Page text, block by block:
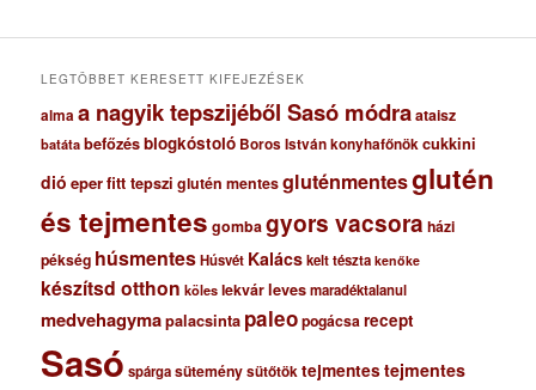
u
LEGTÖBBET KERESETT KIFEJEZÉSEK
almaa nagyik tepszijéből Sasó módraataisz
batáta befőzésblogkóstoló Boros István konyhafőnökcukkini
dió eperfitt tepszi glutén mentesgluténmentesglutén
és tejmentes gombagyors vacsora házi
pékség húsmentesHúsvét Kalácskelt tészta kenőke
készítsd otthon köles lekvárlevesmaradéktalanul
medvehagymapalacsinta paleopogácsarecept
Sasó spárgasüteménysütőtöktejmentestejmentes